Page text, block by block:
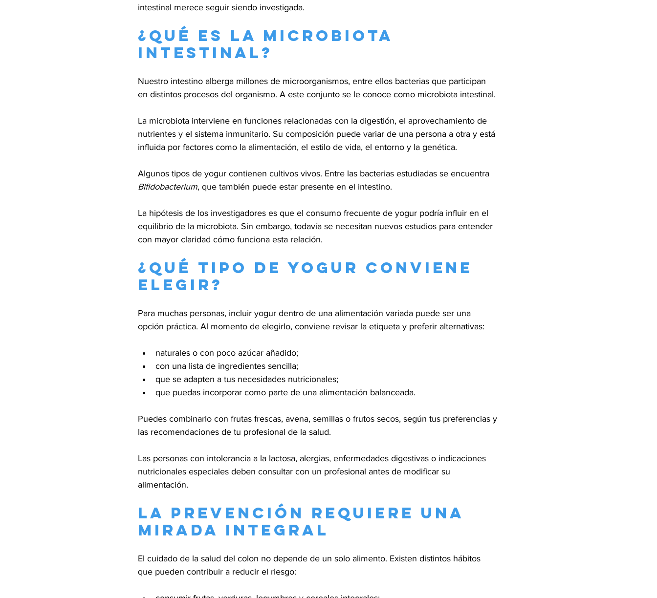
intestinal merece seguir siendo investigada.
¿Qué es la microbiota
intestinal?
Nuestro intestino alberga millones de microorganismos, entre ellos bacterias que participan
en distintos procesos del organismo. A este conjunto se le conoce como microbiota intestinal.
La microbiota interviene en funciones relacionadas con la digestión, el aprovechamiento de
nutrientes y el sistema inmunitario. Su composición puede variar de una persona a otra y está
influida por factores como la alimentación, el estilo de vida, el entorno y la genética.
Algunos tipos de yogur contienen cultivos vivos. Entre las bacterias estudiadas se encuentra
Bifidobacterium, que también puede estar presente en el intestino.
La hipótesis de los investigadores es que el consumo frecuente de yogur podría influir en el
equilibrio de la microbiota. Sin embargo, todavía se necesitan nuevos estudios para entender
con mayor claridad cómo funciona esta relación.
¿Qué tipo de yogur conviene
elegir?
Para muchas personas, incluir yogur dentro de una alimentación variada puede ser una
opción práctica. Al momento de elegirlo, conviene revisar la etiqueta y preferir alternativas:
naturales o con poco azúcar añadido;
con una lista de ingredientes sencilla;
que se adapten a tus necesidades nutricionales;
que puedas incorporar como parte de una alimentación balanceada.
Puedes combinarlo con frutas frescas, avena, semillas o frutos secos, según tus preferencias y
las recomendaciones de tu profesional de la salud.
Las personas con intolerancia a la lactosa, alergias, enfermedades digestivas o indicaciones
nutricionales especiales deben consultar con un profesional antes de modificar su
alimentación.
La prevención requiere una
mirada integral
El cuidado de la salud del colon no depende de un solo alimento. Existen distintos hábitos
que pueden contribuir a reducir el riesgo: